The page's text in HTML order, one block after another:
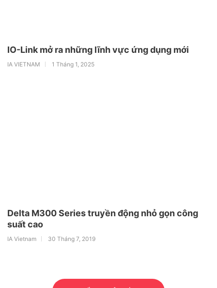
IO-Link mở ra những lĩnh vực ứng dụng mới
IA VIETNAM 1 Tháng 1, 2025
Delta M300 Series truyền động nhỏ gọn công
suất cao
IA Vietnam 30 Tháng 7, 2019